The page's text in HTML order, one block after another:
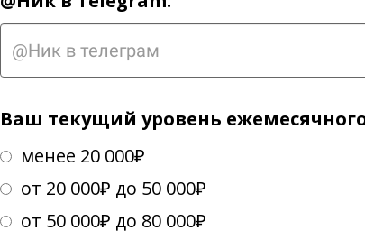
Ваш текущий уровень
менее 20 000₽
от 20 000₽ до 50 000₽
от 50 000₽ до 80 000₽